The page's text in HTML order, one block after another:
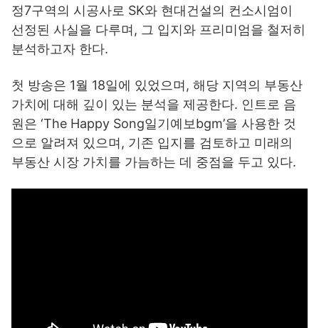
정7구역의 시공사로 SK와 현대건설의 컨소시엄이
선정된 사실을 다루며, 그 입지와 프리미엄을 철저히
분석하고자 한다.
첫 방송은 1월 18일에 있었으며, 해당 지역의 부동산
가치에 대해 깊이 있는 분석을 제공한다. 인트로 음
원은 ‘The Happy Song일기예보bgm’을 사용한 것
으로 알려져 있으며, 기존 입지를 검토하고 미래의
부동산 시장 가치를 가늠하는 데 중점을 두고 있다.